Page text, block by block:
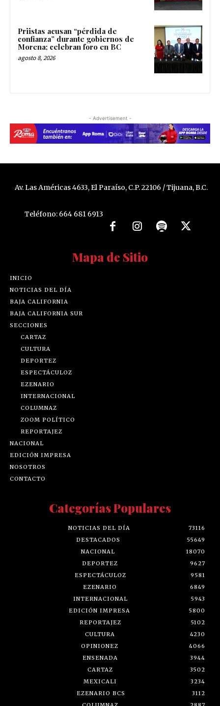
Priistas acusan “pérdida de
confianza” durante gobiernos de
Morena; celebran foro en BC
agosto 8, 2026
- Advertisement -
Av. Las Américas 4633, El Paraíso, C.P. 22106 / Tijuana, B.C.
Teléfono: 664 681 6913
Mapa de Sitio
INICIO
NOTICIAS DEL DÍA
BAJA CALIFORNIA
BAJA CALIFORNIA SUR
SECCIONES
CARTAZ
CULTURA
DEPORTEZ
ESPECTÁCULOZ
EZENARIO
INTERNACIONAL
COLUMNAZ
ZOOM POLÍTICO
REPORTAJEZ
NACIONAL
EDICIÓN IMPRESA
NOSOTROS
CONTACTO
Categorías Populares
NOTICIAS DEL DÍA
73116
DESTACADOS
55649
NACIONAL
18070
DEPORTEZ
9627
ESPECTÁCULOZ
9581
EZENARIO
6849
INTERNACIONAL
5943
EDICIÓN IMPRESA
5800
REPORTAJEZ
5102
CULTURA
4230
OPINIONEZ
4066
ENSENADA
3944
CARTAZ
3502
MEXICALI
3234
EZENARIO BCS
3112